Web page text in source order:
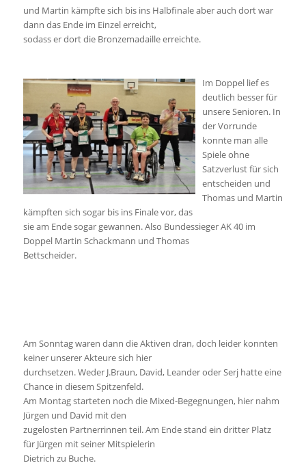
und Martin kämpfte sich bis ins Halbfinale aber auch dort war
dann das Ende im Einzel erreicht,
sodass er dort die Bronzemadaille erreichte.
Im Doppel lief es
deutlich besser für
unsere Senioren. In
der Vorrunde
konnte man alle
Spiele ohne
Satzverlust für sich
entscheiden und
Thomas und Martin
kämpften sich sogar bis ins Finale vor, das
sie am Ende sogar gewannen. Also Bundessieger AK 40 im
Doppel Martin Schackmann und Thomas
Bettscheider.
Am Sonntag waren dann die Aktiven dran, doch leider konnten
keiner unserer Akteure sich hier
durchsetzen. Weder J.Braun, David, Leander oder Serj hatte eine
Chance in diesem Spitzenfeld.
Am Montag starteten noch die Mixed-Begegnungen, hier nahm
Jürgen und David mit den
zugelosten Partnerrinnen teil. Am Ende stand ein dritter Platz
für Jürgen mit seiner Mitspielerin
Dietrich zu Buche.